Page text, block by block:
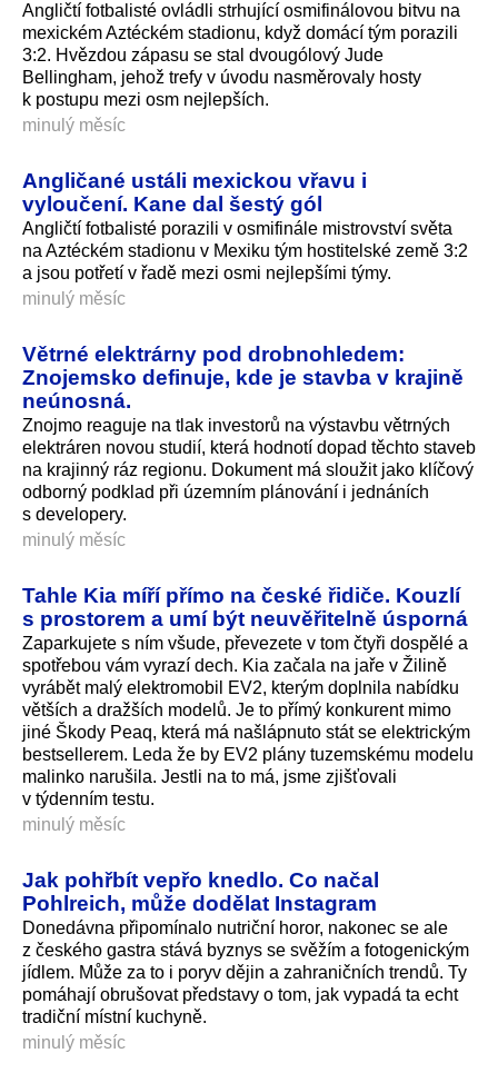
Angličtí fotbalisté ovládli strhující osmifinálovou bitvu na
mexickém Aztéckém stadionu, když domácí tým porazili
3:2. Hvězdou zápasu se stal dvougólový Jude
Bellingham, jehož trefy v úvodu nasměrovaly hosty
k postupu mezi osm nejlepších.
minulý měsíc
Angličané ustáli mexickou vřavu i
vyloučení. Kane dal šestý gól
Angličtí fotbalisté porazili v osmifinále mistrovství světa
na Aztéckém stadionu v Mexiku tým hostitelské země 3:2
a jsou potřetí v řadě mezi osmi nejlepšími týmy.
minulý měsíc
Větrné elektrárny pod drobnohledem:
Znojemsko definuje, kde je stavba v krajině
neúnosná.
Znojmo reaguje na tlak investorů na výstavbu větrných
elektráren novou studií, která hodnotí dopad těchto staveb
na krajinný ráz regionu. Dokument má sloužit jako klíčový
odborný podklad při územním plánování i jednáních
s developery.
minulý měsíc
Tahle Kia míří přímo na české řidiče. Kouzlí
s prostorem a umí být neuvěřitelně úsporná
Zaparkujete s ním všude, převezete v tom čtyři dospělé a
spotřebou vám vyrazí dech. Kia začala na jaře v Žilině
vyrábět malý elektromobil EV2, kterým doplnila nabídku
větších a dražších modelů. Je to přímý konkurent mimo
jiné Škody Peaq, která má našlápnuto stát se elektrickým
bestsellerem. Leda že by EV2 plány tuzemskému modelu
malinko narušila. Jestli na to má, jsme zjišťovali
v týdenním testu.
minulý měsíc
Jak pohřbít vepřo knedlo. Co načal
Pohlreich, může dodělat Instagram
Donedávna připomínalo nutriční horor, nakonec se ale
z českého gastra stává byznys se svěžím a fotogenickým
jídlem. Může za to i poryv dějin a zahraničních trendů. Ty
pomáhají obrušovat představy o tom, jak vypadá ta echt
tradiční místní kuchyně.
minulý měsíc